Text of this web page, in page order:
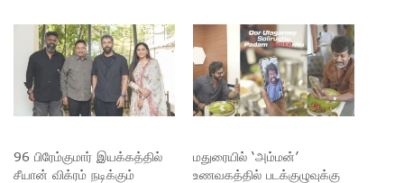
96 பிரேம்குமார் இயக்கத்தில்
சீயான் விக்ரம் நடிக்கும்
மதுரையில் ‘அம்மன்’
உணவகத்தில் படக்குழுவுக்கு